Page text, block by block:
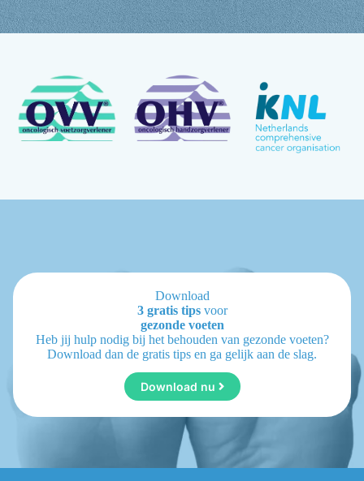
Download
3 gratis tipsvoor
gezonde voeten
Heb jij hulp nodig bij het behouden van gezonde voeten?
Download dan de gratis tips en ga gelijk aan de slag.
Download nu